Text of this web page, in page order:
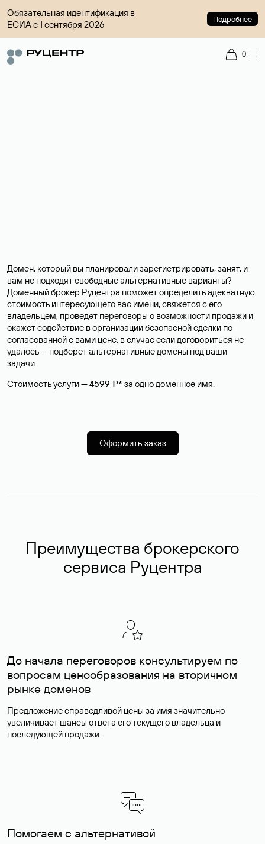
Обязательная идентификация в
ЕСИА с 1 сентября 2026
Подробнее
0
Домен, который вы планировали зарегистрировать, занят, и
вам не подходят свободные альтернативные варианты?
Доменный брокер Руцентра поможет определить адекватную
стоимость интересующего вас имени, свяжется с его
владельцем, проведет переговоры о возможности продажи и
окажет содействие в организации безопасной сделки по
согласованной с вами цене, в случае если договориться не
удалось — подберет альтернативные домены под ваши
задачи.
Стоимость услуги —4599 ₽*за одно доменное имя.
Оформить заказ
Преимущества брокерского
сервиса Руцентра
До начала переговоров консультируем по
вопросам ценообразования на вторичном
рынке доменов
Предложение справедливой цены за имя значительно
увеличивает шансы ответа его текущего владельца и
последующей продажи.
Помогаем с альтернативой